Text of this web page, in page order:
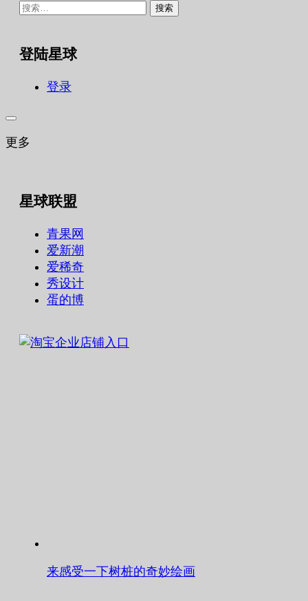
搜
登陆星球
登录
更多
星球联盟
青果网
爱新潮
爱稀奇
秀设计
蛋的博
来感受一下树桩的奇妙绘画